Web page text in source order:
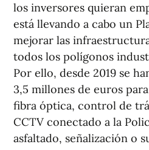
los inversores quieran
está llevando a cabo un
mejorar las
todos los polígonos
Por ello, desde 2019 se
3,5 millones de euros
fibra óptica, control de
CCTV conectado a la
asfaltado, señalización o